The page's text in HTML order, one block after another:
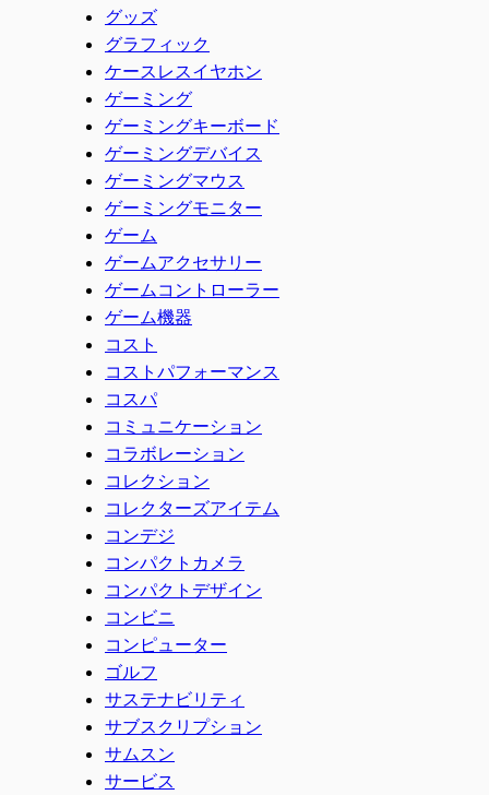
グッズ
グラフィック
ケースレスイヤホン
ゲーミング
ゲーミングキーボード
ゲーミングデバイス
ゲーミングマウス
ゲーミングモニター
ゲーム
ゲームアクセサリー
ゲームコントローラー
ゲーム機器
コスト
コストパフォーマンス
コスパ
コミュニケーション
コラボレーション
コレクション
コレクターズアイテム
コンデジ
コンパクトカメラ
コンパクトデザイン
コンビニ
コンピューター
ゴルフ
サステナビリティ
サブスクリプション
サムスン
サービス